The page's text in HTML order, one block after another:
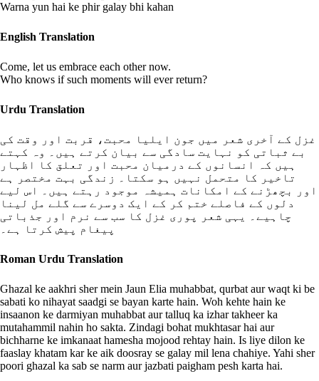
Warna yun hai ke phir galay bhi kahan
English Translation
Come, let us embrace each other now.
Who knows if such moments will ever return?
Urdu Translation
غزل کے آخری شعر میں جون ایلیا محبت، قربت اور وقت کی
بے ثباتی کو نہایت سادگی سے بیان کرتے ہیں۔ وہ کہتے
ہیں کہ انسانوں کے درمیان محبت اور تعلق کا اظہار
تاخیر کا متحمل نہیں ہو سکتا۔ زندگی بہت مختصر ہے
اور بچھڑنے کے امکانات ہمیشہ موجود رہتے ہیں۔ اس لیے
دلوں کے فاصلے ختم کر کے ایک دوسرے سے گلے مل لینا
چاہیے۔ یہی شعر پوری غزل کا سب سے نرم اور جذباتی
پیغام پیش کرتا ہے۔
Roman Urdu Translation
Ghazal ke aakhri sher mein Jaun Elia muhabbat, qurbat aur waqt ki be
sabati ko nihayat saadgi se bayan karte hain. Woh kehte hain ke
insaanon ke darmiyan muhabbat aur talluq ka izhar takheer ka
mutahammil nahin ho sakta. Zindagi bohat mukhtasar hai aur
bichharne ke imkanaat hamesha mojood rehtay hain. Is liye dilon ke
faaslay khatam kar ke aik doosray se galay mil lena chahiye. Yahi sher
poori ghazal ka sab se narm aur jazbati paigham pesh karta hai.